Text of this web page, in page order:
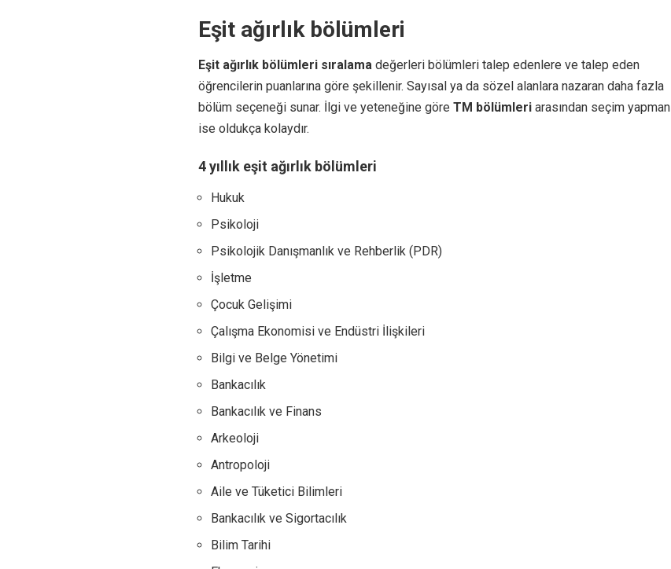
Eşit ağırlık bölümleri
Eşit ağırlık bölümleri sıralama değerleri bölümleri talep edenlere ve talep eden
öğrencilerin puanlarına göre şekillenir. Sayısal ya da sözel alanlara nazaran daha fazla
bölüm seçeneği sunar. İlgi ve yeteneğine göre TM bölümleri arasından seçim yapman
ise oldukça kolaydır.
4 yıllık eşit ağırlık bölümleri
Hukuk
Psikoloji
Psikolojik Danışmanlık ve Rehberlik (PDR)
İşletme
Çocuk Gelişimi
Çalışma Ekonomisi ve Endüstri İlişkileri
Bilgi ve Belge Yönetimi
Bankacılık
Bankacılık ve Finans
Arkeoloji
Antropoloji
Aile ve Tüketici Bilimleri
Bankacılık ve Sigortacılık
Bilim Tarihi